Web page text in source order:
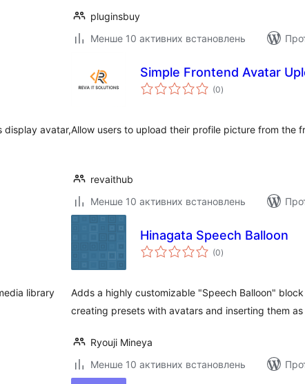
pluginsbuy
Менше 10 активних встановлень
display avatar,
Simple Frontend Avatar
(0загальний
рейтинг
)
Allow users to upload their profile picture from the
revaithub
Менше 10 активних встановлень
library
Hinagata Speech Balloon
(0загальний
рейтинг
)
Adds a highly customizable "Speech Balloon"
creating presets with avatars and inserting them
Ryouji Mineya
Менше 10 активних встановлень